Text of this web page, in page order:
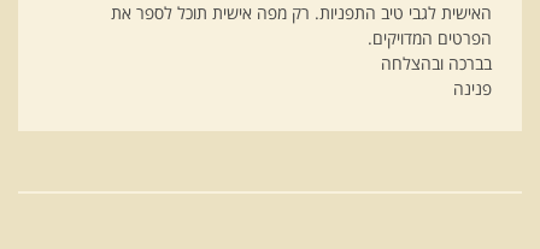
האישית לגבי טיב התפניות. רק מפה אישית תוכל לספר את
הפרטים המדויקים.
בברכה ובהצלחה
פנינה